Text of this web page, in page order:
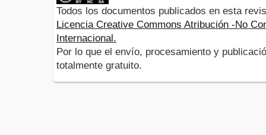
Todos los documentos publicados en esta
Licencia Creative Commons Atribución -No
Internacional.
Por lo que el envío, procesamiento y
totalmente gratuito.